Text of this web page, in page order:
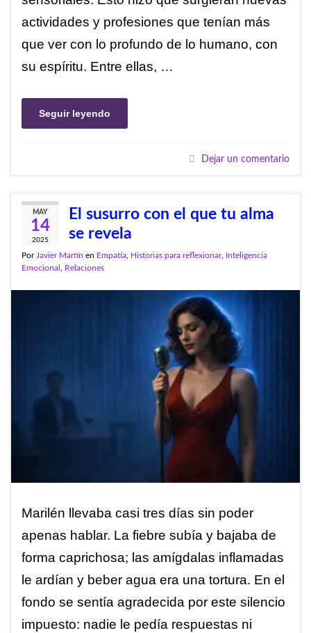
actividades y profesiones que tenían más
que ver con lo profundo de lo humano, con
su espíritu. Entre ellas, …
Seguir leyendo
Dejar un comentario
MAY
14
2025
El susurro con el que tu alma
se revela
Por Javier Martín en Empatía Historias para reflexionar, Inteligencia
Emocional
Relaciones
Marilén llevaba casi tres días sin poder
apenas hablar. La fiebre subía y bajaba de
forma caprichosa; las amígdalas inflamadas
le ardían y beber agua era una tortura. En el
fondo se sentía agradecida por este silencio
impuesto: nadie le pedía respuestas ni